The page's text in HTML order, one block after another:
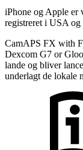
iPhone og Apple er
registreret i USA og
CamAPS FX with
Dexcom G7 or
lande og bliver
underlagt de lokale